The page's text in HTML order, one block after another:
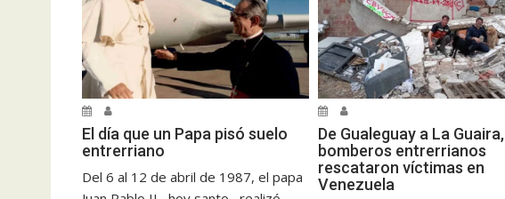
El día que un Papa pisó suelo
entrerriano
Del 6 al 12 de abril de 1987, el papa
De Gualeguay a La Guaira,
bomberos entrerrianos
rescataron víctimas en
Venezuela